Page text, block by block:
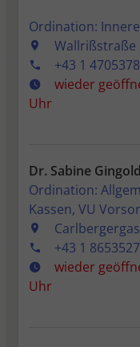
Ordination:
Wallrißstraße
+43 1 4705378
wieder
Uhr
Dr. Sabine Gingold
Ordination:
Kassen, VU
+43 1 8653527
wieder
Uhr